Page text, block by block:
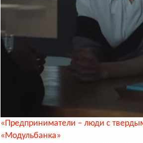
«Предприниматели – люди с
«Модульбанка»